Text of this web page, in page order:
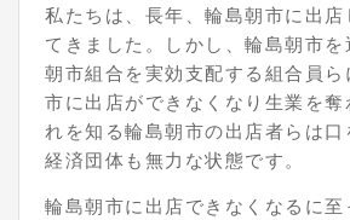
私たちは、長年、輪島朝市に出店
てきました。しかし、輪島朝市
朝市組合を実効支配する組合員
市に出店ができなくなり生業を
れを知る輪島朝市の出店者らは口
経済団体も無力な状態です。
輪島朝市に出店できなくなるに